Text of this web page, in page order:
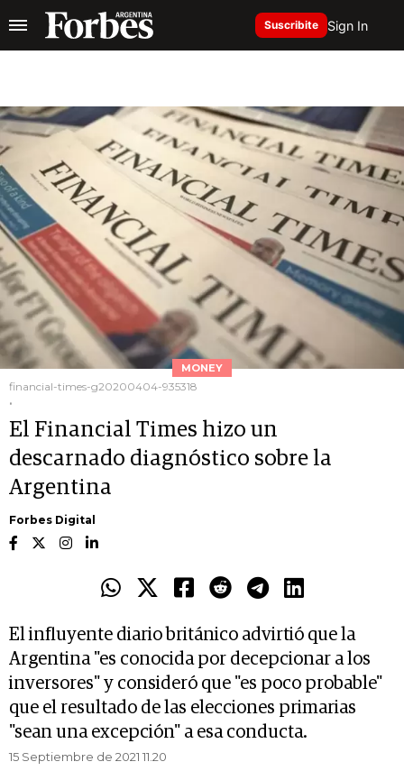
Suscribite Sign In
MONEY
financial-times-g20200404-935318
.
El Financial Times hizo un
descarnado diagnóstico sobre la
Argentina
Forbes Digital
El influyente diario británico advirtió que la
Argentina "es conocida por decepcionar a los
inversores" y consideró que "es poco probable"
que el resultado de las elecciones primarias
"sean una excepción" a esa conducta.
15 Septiembre de 2021 11.20